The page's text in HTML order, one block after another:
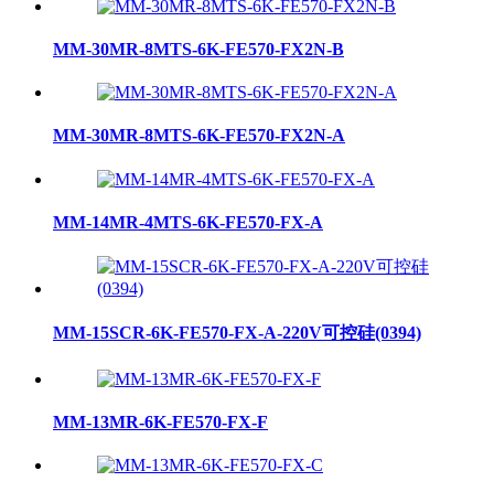
MM-30MR-8MTS-6K-FE570-FX2N-B
MM-30MR-8MTS-6K-FE570-FX2N-A
MM-14MR-4MTS-6K-FE570-FX-A
MM-15SCR-6K-FE570-FX-A-220V可控硅(0394)
MM-13MR-6K-FE570-FX-F